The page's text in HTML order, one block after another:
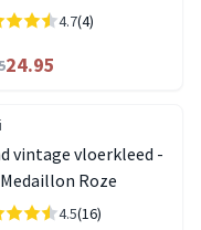
4.7(4)
24.95
vintage vloerkleed -
Roze
4.5(16)